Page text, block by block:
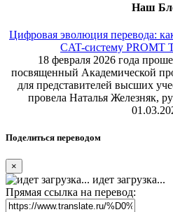
Наш
Цифровая эволюция перевода:
CAT-систему PROMT
18 февраля 2026 года
посвященный Академической
для представителей высших
провела Наталья Железняк,
Поделиться переводом
×
идет загрузка...
Прямая ссылка на перевод: